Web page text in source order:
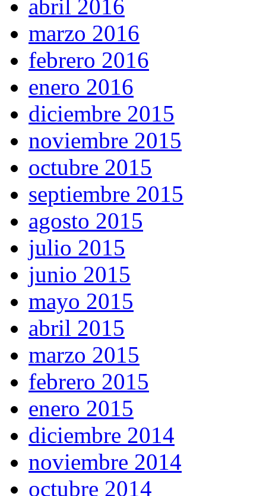
abril 2016
marzo 2016
febrero 2016
enero 2016
diciembre 2015
noviembre 2015
octubre 2015
septiembre 2015
agosto 2015
julio 2015
junio 2015
mayo 2015
abril 2015
marzo 2015
febrero 2015
enero 2015
diciembre 2014
noviembre 2014
octubre 2014